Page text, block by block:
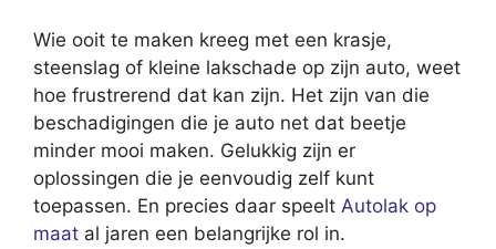
Wie ooit te maken kreeg met een krasje,
steenslag of kleine lakschade op zijn auto, weet
hoe frustrerend dat kan zijn. Het zijn van die
beschadigingen die je auto net dat beetje
minder mooi maken. Gelukkig zijn er
oplossingen die je eenvoudig zelf kunt
toepassen. En precies daar speelt Autolak op
maat al jaren een belangrijke rol in.